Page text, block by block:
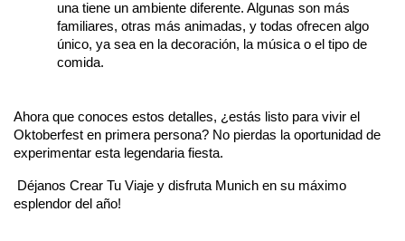
una tiene un ambiente diferente. Algunas son más
familiares, otras más animadas, y todas ofrecen algo
único, ya sea en la decoración, la música o el tipo de
comida.
Ahora que conoces estos detalles, ¿estás listo para vivir el
Oktoberfest en primera persona? No pierdas la oportunidad de
experimentar esta legendaria fiesta.
esplendor del año!